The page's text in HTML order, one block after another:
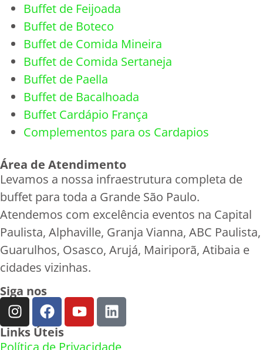
Buffet de Feijoada
Buffet de Boteco
Buffet de Comida Mineira
Buffet de Comida Sertaneja
Buffet de Paella
Buffet de Bacalhoada
Buffet Cardápio França
Complementos para os Cardapios
Área de Atendimento
Levamos a nossa infraestrutura completa de
buffet para toda a Grande São Paulo.
Atendemos com excelência eventos na Capital
Paulista, Alphaville, Granja Vianna, ABC Paulista,
Guarulhos, Osasco, Arujá, Mairiporã, Atibaia e
cidades vizinhas.
Siga nos
Links Úteis
Política de Privacidade